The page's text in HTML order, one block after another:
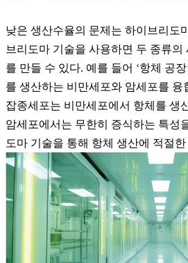
낮은 생산수율의 문제는 하이브리도
브리도마 기술을 사용하면 두 종류의
를 만들 수 있다. 예를 들어 ‘항체 공
를 생산하는 비만세포와 암세포를 융
잡종세포는 비만세포에서 항체를 생
암세포에서는 무한히 증식하는 특성
도마 기술을 통해 항체 생산에 적절